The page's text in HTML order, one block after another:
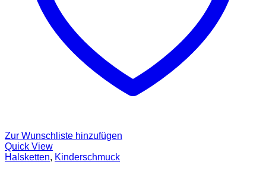
Zur Wunschliste hinzufügen
Quick View
Halsketten, Kinderschmuck